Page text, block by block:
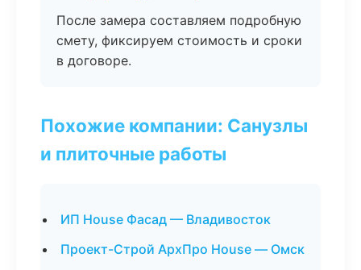
После замера составляем подробную
смету, фиксируем стоимость и сроки
в договоре.
Похожие компании: Санузлы
и плиточные работы
ИП House Фасад — Владивосток
Проект-Строй АрхПро House — Омск